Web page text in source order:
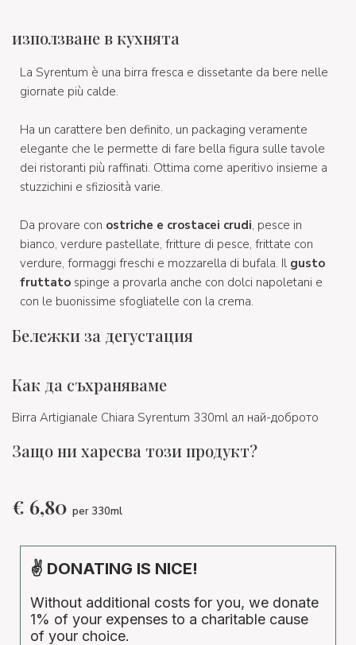
използване в кухнята
La Syrentum è una birra fresca e dissetante da bere nelle
giornate più calde.
Ha un carattere ben definito, un packaging veramente
elegante che le permette di fare bella figura sulle tavole
dei ristoranti più raffinati. Ottima come aperitivo insieme a
stuzzichini e sfiziosità varie.
Da provare con ostriche e crostacei crudi, pesce in
bianco, verdure pastellate, fritture di pesce, frittate con
verdure, formaggi freschi e mozzarella di bufala. Il gusto
fruttato spinge a provarla anche con dolci napoletani e
con le buonissime sfogliatelle con la crema.
Бележки за дегустация
Как да съхраняваме
Birra Artigianale Chiara Syrentum 330ml ал най-доброто
Защо ни харесва този продукт?
€ 6,80 per 330ml
✌ DONATING IS NICE!
Without additional costs for you, we donate
1% of your expenses to a charitable cause
of your choice.